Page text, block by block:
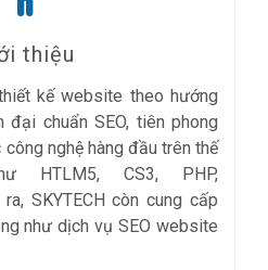
thiệu
kế website theo hướng
đại chuẩn SEO, tiên phong
nghệ hàng đầu trên thế
HTLM5, CS3, PHP,
ra, SKYTECH còn cung cấp
như dịch vụ SEO website